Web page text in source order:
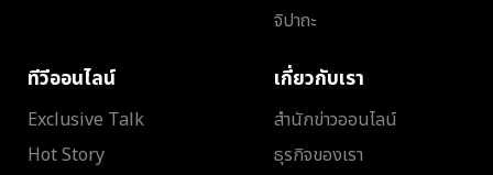
จิปาถะ
ทีวีออนไลน์
Exclusive Talk
Hot Story
เกี่ยวกับเรา
สำนักข่าวออนไลน์
ธุรกิจของเรา